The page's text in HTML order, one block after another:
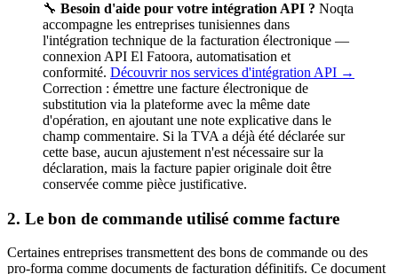
🔧 Besoin d'aide pour votre intégration API ? Noqta
accompagne les entreprises tunisiennes dans
l'intégration technique de la facturation électronique —
connexion API El Fatoora, automatisation et
conformité. Découvrir nos services d'intégration API →
Correction : émettre une facture électronique de
substitution via la plateforme avec la même date
d'opération, en ajoutant une note explicative dans le
champ commentaire. Si la TVA a déjà été déclarée sur
cette base, aucun ajustement n'est nécessaire sur la
déclaration, mais la facture papier originale doit être
conservée comme pièce justificative.
2. Le bon de commande utilisé comme facture
Certaines entreprises transmettent des bons de commande ou des
pro-forma comme documents de facturation définitifs. Ce document